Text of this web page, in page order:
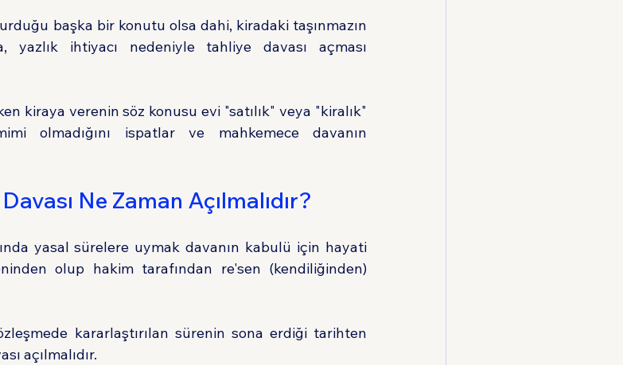
başka bir konutu olsa dahi, kiradaki taşınmazın
yazlık ihtiyacı nedeniyle tahliye davası açması
kiraya verenin söz konusu evi "satılık" veya "kiralık"
olmadığını ispatlar ve mahkemece davanın
Ne Zaman Açılmalıdır?
yasal sürelere uymak davanın kabulü için hayati
olup hakim tarafından re'sen (kendiliğinden)
kararlaştırılan sürenin sona erdiği tarihten
açılmalıdır.